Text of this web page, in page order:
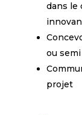
dans le
ou
projet